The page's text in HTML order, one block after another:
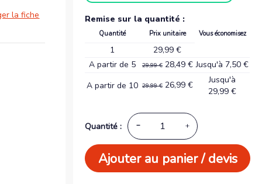
la fiche Remise sur la quantité :
Quantité Prix unitaire Vous économisez
1
29,99 €
A partir de 5
29,99 €28,49 € Jusqu'à 7,50 €
A partir de 10 29,99 €26,99 €
Jusqu'à
29,99 €
Quantité :
Ajouter au panier / devis